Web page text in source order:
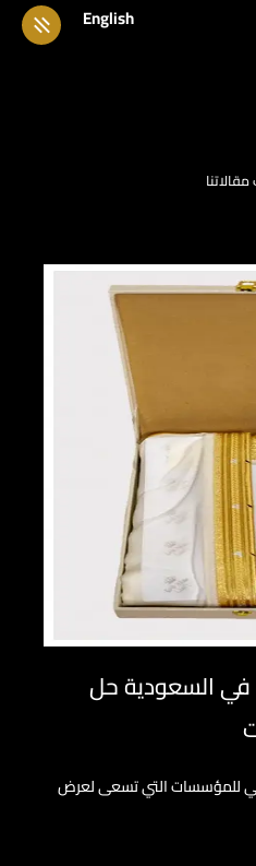
English
السعودية حل
للمؤسسات التي تسعى لعرض